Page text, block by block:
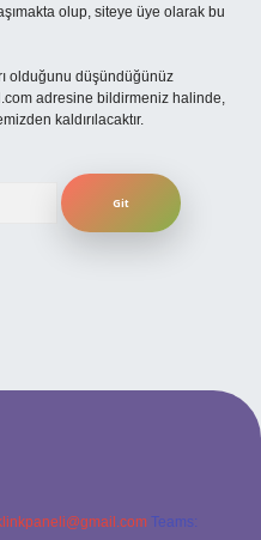
olup, siteye üye olarak bu
olduğunu düşündüğünüz
adresine bildirmeniz halinde,
kaldırılacaktır.
Teams: